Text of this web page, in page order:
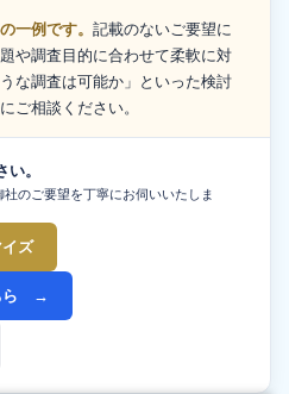
一例です。 記載のないご要望に
や調査目的に合わせて柔軟に対
な調査は可能か」といった検討
ご相談ください。
。
のご要望を丁寧にお伺いいたしま
ズ
ら →